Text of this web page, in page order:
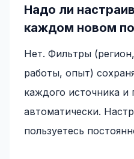
Надо ли
каждом новом
Нет. Фильтры
работы, опыт)
каждого источника и
автоматически.
пользуетесь